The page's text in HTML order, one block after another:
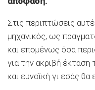
Στις περιπτώσεις
μηχανικός, ως
και επομένως όσα
για την ακριβή έκταση
και ευνοϊκή γι εσάς θα